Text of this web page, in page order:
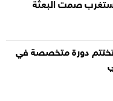
صمت البعثة
تختتم دورة متخصصة في